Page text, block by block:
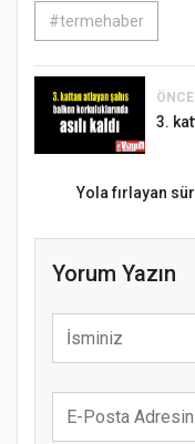
#termehaber
3.
Yola fırlayan
Yorum Yazın